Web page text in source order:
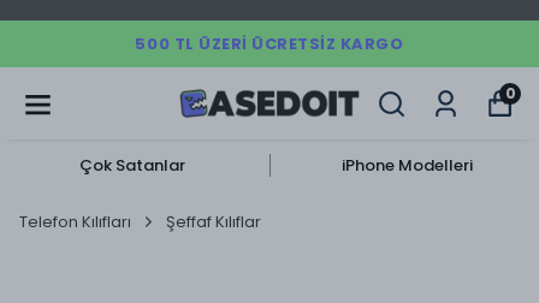
500 TL ÜZERI ÜCRETSIZ KARGO
0
Çok Satanlar iPhone Modelleri
Telefon Kılıfları Şeffaf Kılıflar